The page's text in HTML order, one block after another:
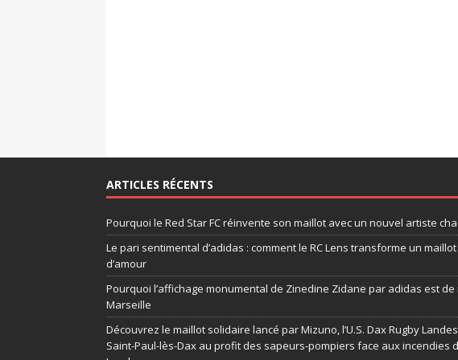
ARTICLES RÉCENTS
Pourquoi le Red Star FC réinvente son maillot avec un nouvel artiste
Le pari sentimental d’adidas : comment le RC Lens transforme un
d’amour
Pourquoi l’affichage monumental de Zinedine Zidane par adidas est de
Marseille
Découvrez le maillot solidaire lancé par Mizuno, l’U.S. Dax Rugby
Saint-Paul-lès-Dax au profit des sapeurs-pompiers face aux incendies